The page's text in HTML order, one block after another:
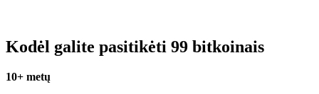
Kodėl galite pasitikėti 99 bitkoinais
10+ metų